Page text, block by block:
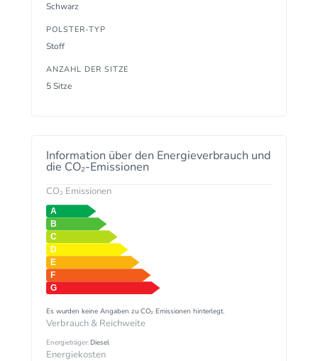
Schwarz
POLSTER-TYP
Stoff
ANZAHL DER SITZE
5 Sitze
Information über den Energieverbrauch und
die CO₂-Emissionen
CO₂ Emissionen
Es wurden keine Angaben zu CO₂ Emissionen hinterlegt.
Verbrauch & Reichweite
Energieträger:Diesel
Energiekosten